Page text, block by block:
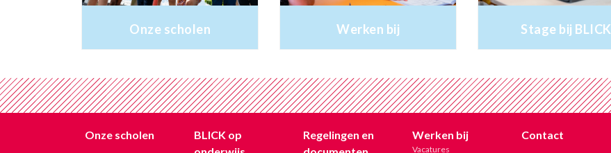
Onze scholen Werken bij Stage bij BLICK
Onze scholen
BLICK op
Regelingen en
Werken bij
Vacatures
Contact